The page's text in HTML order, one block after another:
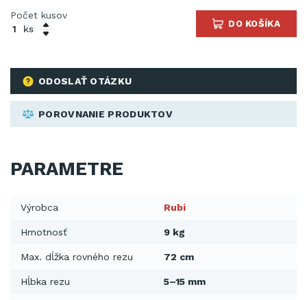
ODOSLAŤ OTÁZKU
POROVNANIE PRODUKTOV
Počet kusov
ks
DO KOŠÍKA
PARAMETRE
Výrobca Rubi
Hmotnosť 9 kg
Max. dĺžka rovného rezu 72 cm
Hĺbka rezu 5–15 mm